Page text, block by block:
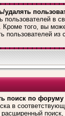
удалять
пользователей в
Кроме того, вы
пользователей
поиск по
в